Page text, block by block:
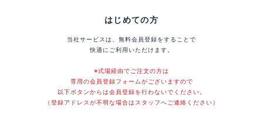
はじめての方
当社サービスは、無料会員登録をすることで
快適にご利用いただけます。
※式場経由でご注文の方は
専用の会員登録フォームがございますので
以下ボタンからは会員登録を行わないでください。
（登録アドレスが不明な場合はスタッフへご連絡ください）